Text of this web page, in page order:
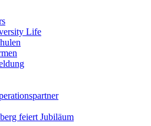
Life
feiert Jubiläum